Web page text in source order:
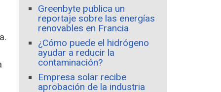
Greenbyte publica un
reportaje sobre las energías
renovables en Francia
¿Cómo puede el hidrógeno
ayudar a reducir la
contaminación?
Empresa solar recibe
aprobación de la industria